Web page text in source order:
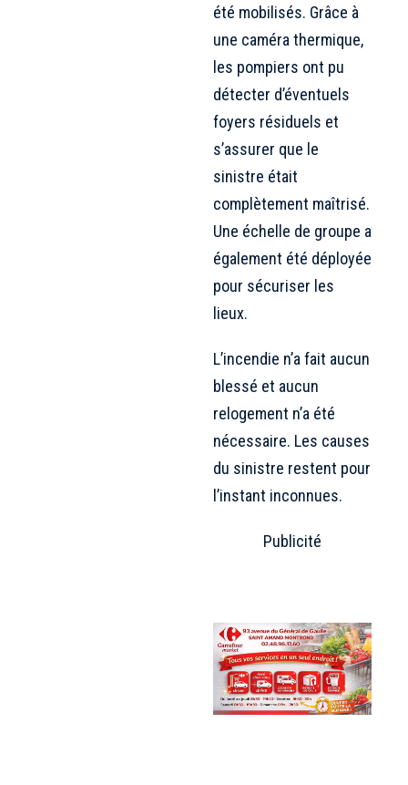
été mobilisés. Grâce à
une caméra thermique,
les pompiers ont pu
détecter d’éventuels
foyers résiduels et
s’assurer que le
sinistre était
complètement maîtrisé.
Une échelle de groupe a
également été déployée
pour sécuriser les
lieux.
L’incendie n’a fait aucun
blessé et aucun
relogement n’a été
nécessaire. Les causes
du sinistre restent pour
l’instant inconnues.
Publicité